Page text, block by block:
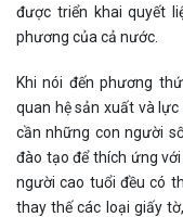
được triển khai quyết
phương của cả nước.
Khi nói đến phương
quan hệ sản xuất và
cần những con người
đào tạo để thích ứng
người cao tuổi đều có
thay thế các loại giấy